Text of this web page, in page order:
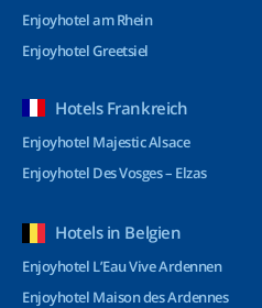
Enjoyhotel am Rhein
Enjoyhotel Greetsiel
Hotels Frankreich
Enjoyhotel Majestic Alsace
Enjoyhotel Des Vosges – Elzas
Hotels in Belgien
Enjoyhotel L’Eau Vive Ardennen
Enjoyhotel Maison des Ardennes